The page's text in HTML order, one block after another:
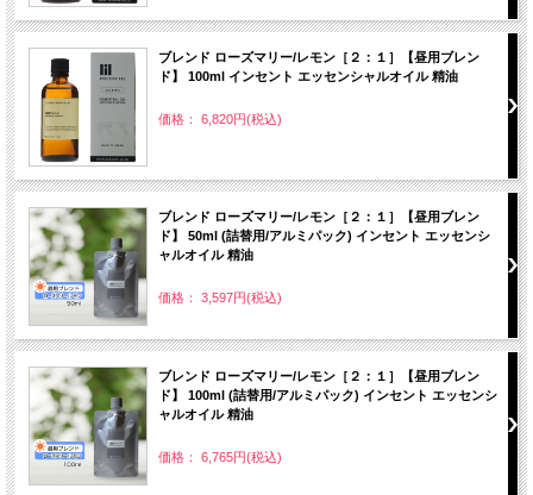
ブレンド ローズマリー/レモン［２：１］【昼用ブレン
ド】 100ml インセント エッセンシャルオイル 精油
価格： 6,820円(税込)
ブレンド ローズマリー/レモン［２：１］【昼用ブレン
ド】 50ml (詰替用/アルミパック) インセント エッセンシ
ャルオイル 精油
価格： 3,597円(税込)
ブレンド ローズマリー/レモン［２：１］【昼用ブレン
ド】 100ml (詰替用/アルミパック) インセント エッセンシ
ャルオイル 精油
価格： 6,765円(税込)